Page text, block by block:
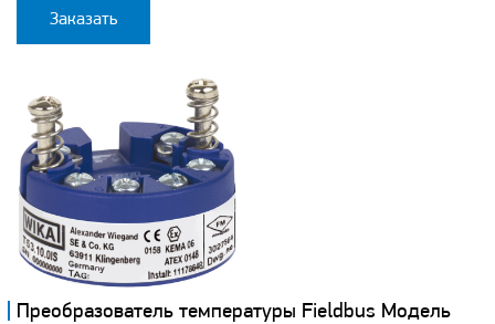
Заказать
Преобразователь температуры Fieldbus Модель